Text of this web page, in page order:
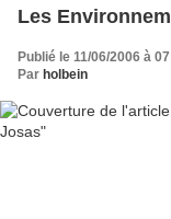
Les
Publié le 11/06/2006 à
Par holbein